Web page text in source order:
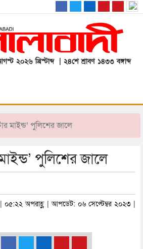
২০২৬ খ্রিস্টাব্দ | ২৪শে শ্রাবণ ১৪৩৩ বঙ্গাব্দ
মাইন্ড’ পুলিশের জালে
পুলিশের জালে
০৫:২২ অপরাহ্ণ | আপডেট: ০৬ সেপ্টেম্বর ২০২৩ |